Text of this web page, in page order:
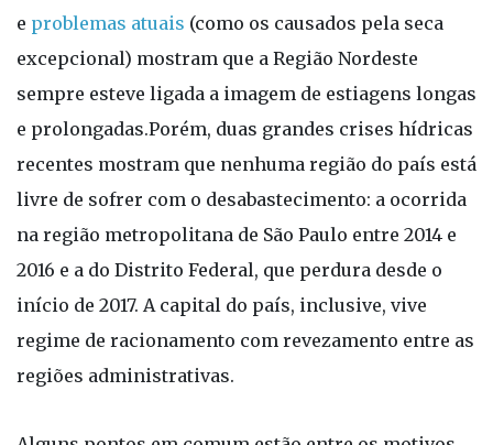
e problemas atuais (como os causados pela seca
excepcional) mostram que a Região Nordeste
sempre esteve ligada a imagem de estiagens longas
e prolongadas.Porém, duas grandes crises hídricas
recentes mostram que nenhuma região do país está
livre de sofrer com o desabastecimento: a ocorrida
na região metropolitana de São Paulo entre 2014 e
2016 e a do Distrito Federal, que perdura desde o
início de 2017. A capital do país, inclusive, vive
regime de racionamento com revezamento entre as
regiões administrativas.